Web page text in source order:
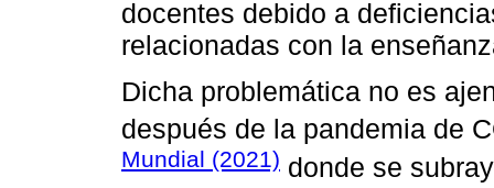
docentes debido a
relacionadas con la
Dicha problemática no es
después de la pandemia de
Mundial (2021) donde se